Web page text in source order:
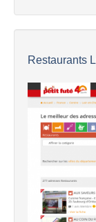
Restaurants